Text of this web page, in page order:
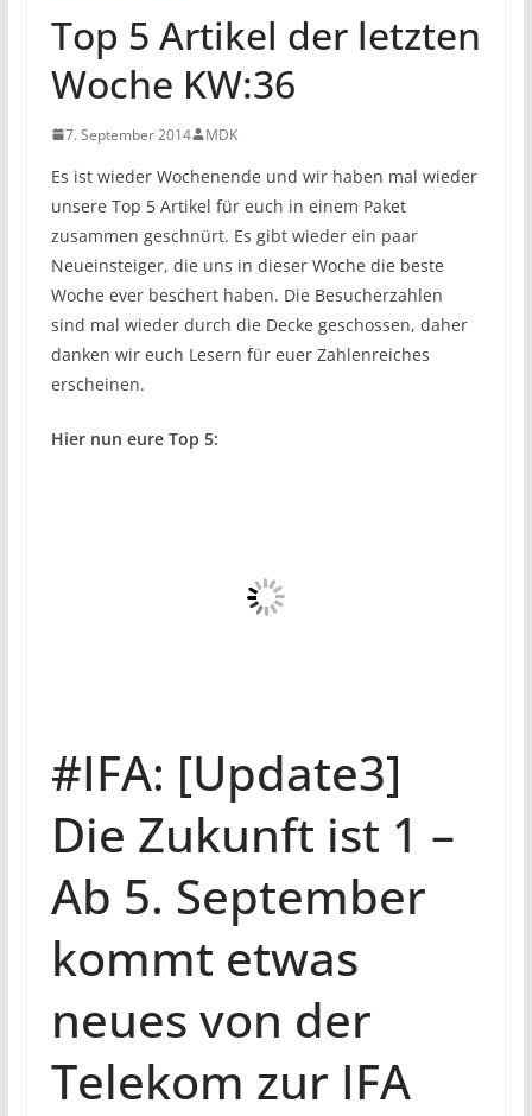
Top 5 Artikel der letzten
Woche KW:36
7. September 2014 MDK
Es ist wieder Wochenende und wir haben mal wieder
unsere Top 5 Artikel für euch in einem Paket
zusammen geschnürt. Es gibt wieder ein paar
Neueinsteiger, die uns in dieser Woche die beste
Woche ever beschert haben. Die Besucherzahlen
sind mal wieder durch die Decke geschossen, daher
danken wir euch Lesern für euer Zahlenreiches
erscheinen.
Hier nun eure Top 5:
#IFA: [Update3]
Die Zukunft ist 1 –
Ab 5. September
kommt etwas
neues von der
Telekom zur IFA